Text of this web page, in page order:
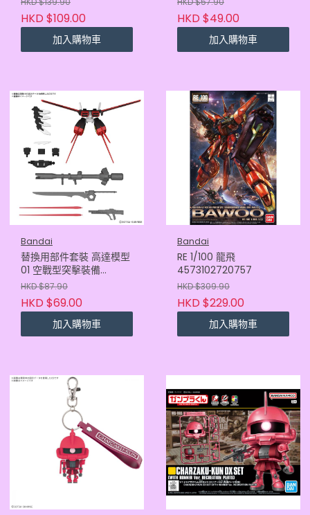
HKD $109.00
加入購物車
HKD $49.00
加入購物車
Bandai
替換用部件套裝 高達模型
01 空戰型突擊裝備
4573102663856
HKD $87.90
HKD $69.00
加入購物車
Bandai
RE 1/100 龍飛
4573102720757
HKD $309.90
HKD $229.00
加入購物車